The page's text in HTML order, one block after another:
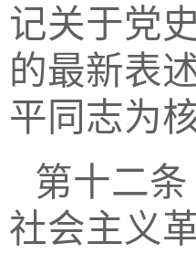
记关于党
的最新表
平同志为
第十二条
社会主义